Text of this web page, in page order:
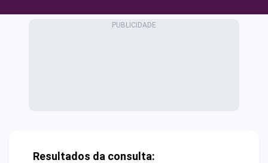
Resultados da consulta: